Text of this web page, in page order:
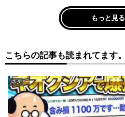
もっと見る
こちらの記事も読まれてます。
ネタ